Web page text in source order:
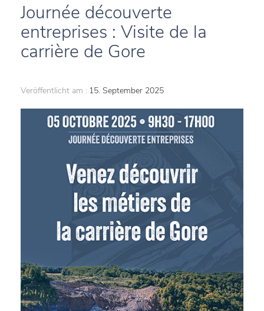
Journée découverte
entreprises : Visite de la
carrière de Gore
Veröffentlicht am : 15. September 2025